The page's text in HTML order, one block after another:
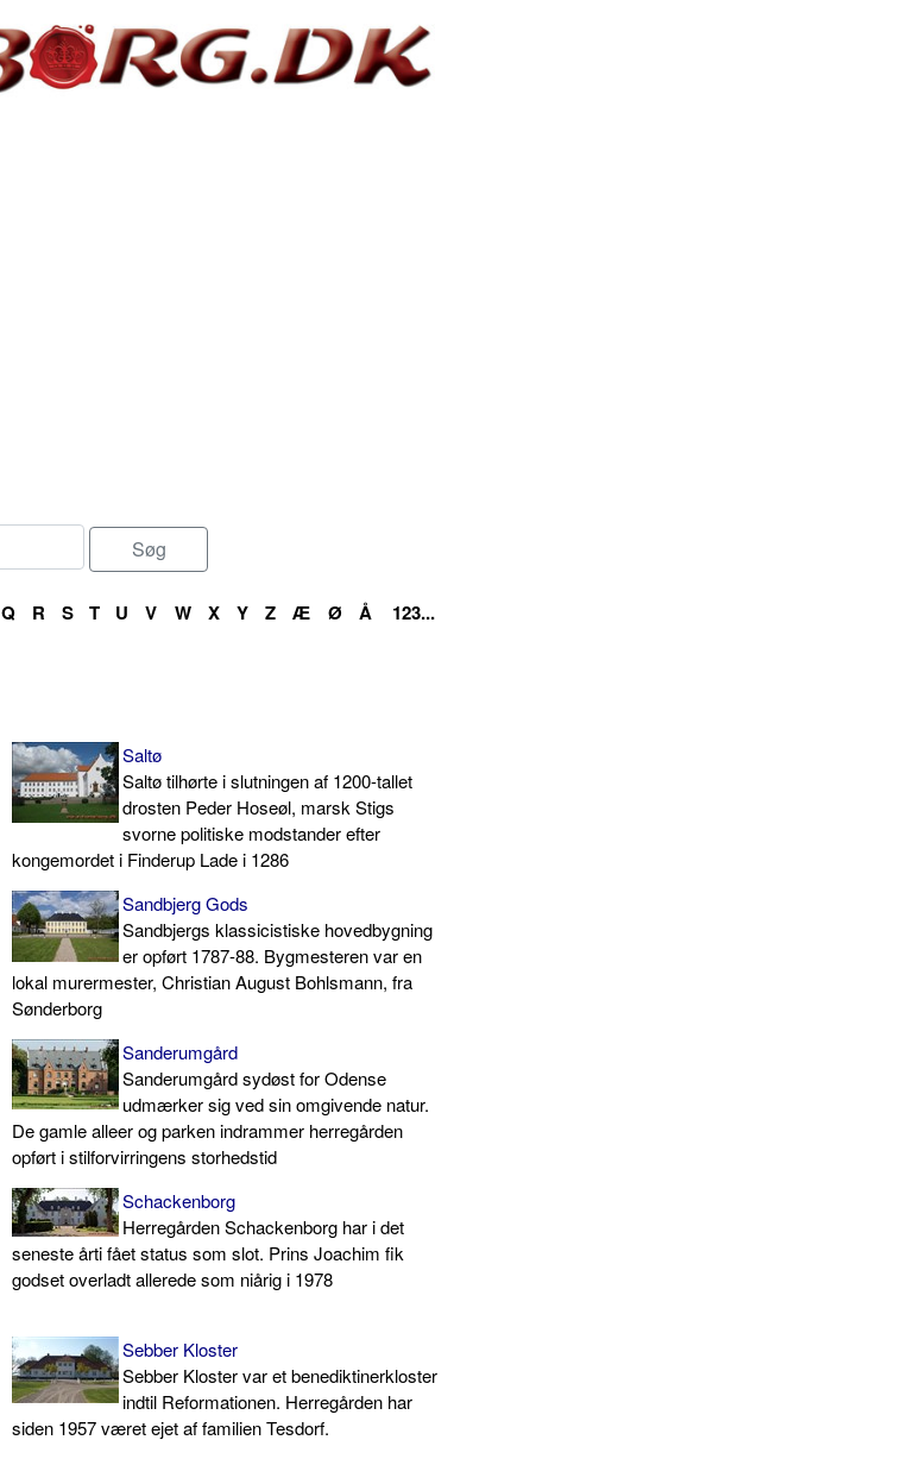
Q R S T U V W X Y Z Æ Ø Å 123...
Saltø
Saltø tilhørte i slutningen af 1200-tallet
drosten Peder Hoseøl, marsk Stigs
svorne politiske modstander efter
kongemordet i Finderup Lade i 1286
Sandbjerg Gods
Sandbjergs klassicistiske hovedbygning
er opført 1787-88. Bygmesteren var en
lokal murermester, Christian August Bohlsmann, fra
Sønderborg
Sanderumgård
Sanderumgård sydøst for Odense
udmærker sig ved sin omgivende natur.
De gamle alleer og parken indrammer herregården
opført i stilforvirringens storhedstid
Schackenborg
Herregården Schackenborg har i det
seneste årti fået status som slot. Prins Joachim fik
godset overladt allerede som niårig i 1978
Sebber Kloster
Sebber Kloster var et benediktinerkloster
indtil Reformationen. Herregården har
siden 1957 været ejet af familien Tesdorf.